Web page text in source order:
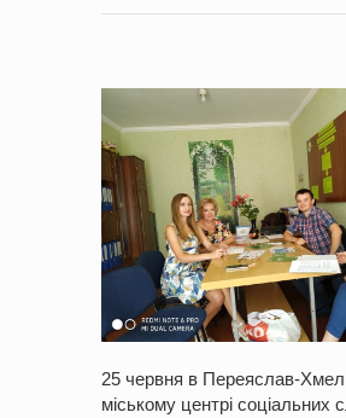
25 червня в Переяслав-
міському центрі соціальних